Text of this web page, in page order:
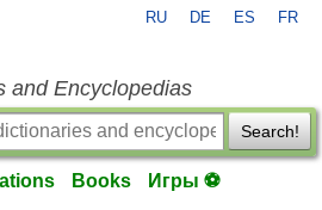
RU DE ES FR
and Encyclopedias
Search!
Books Игры ⚽